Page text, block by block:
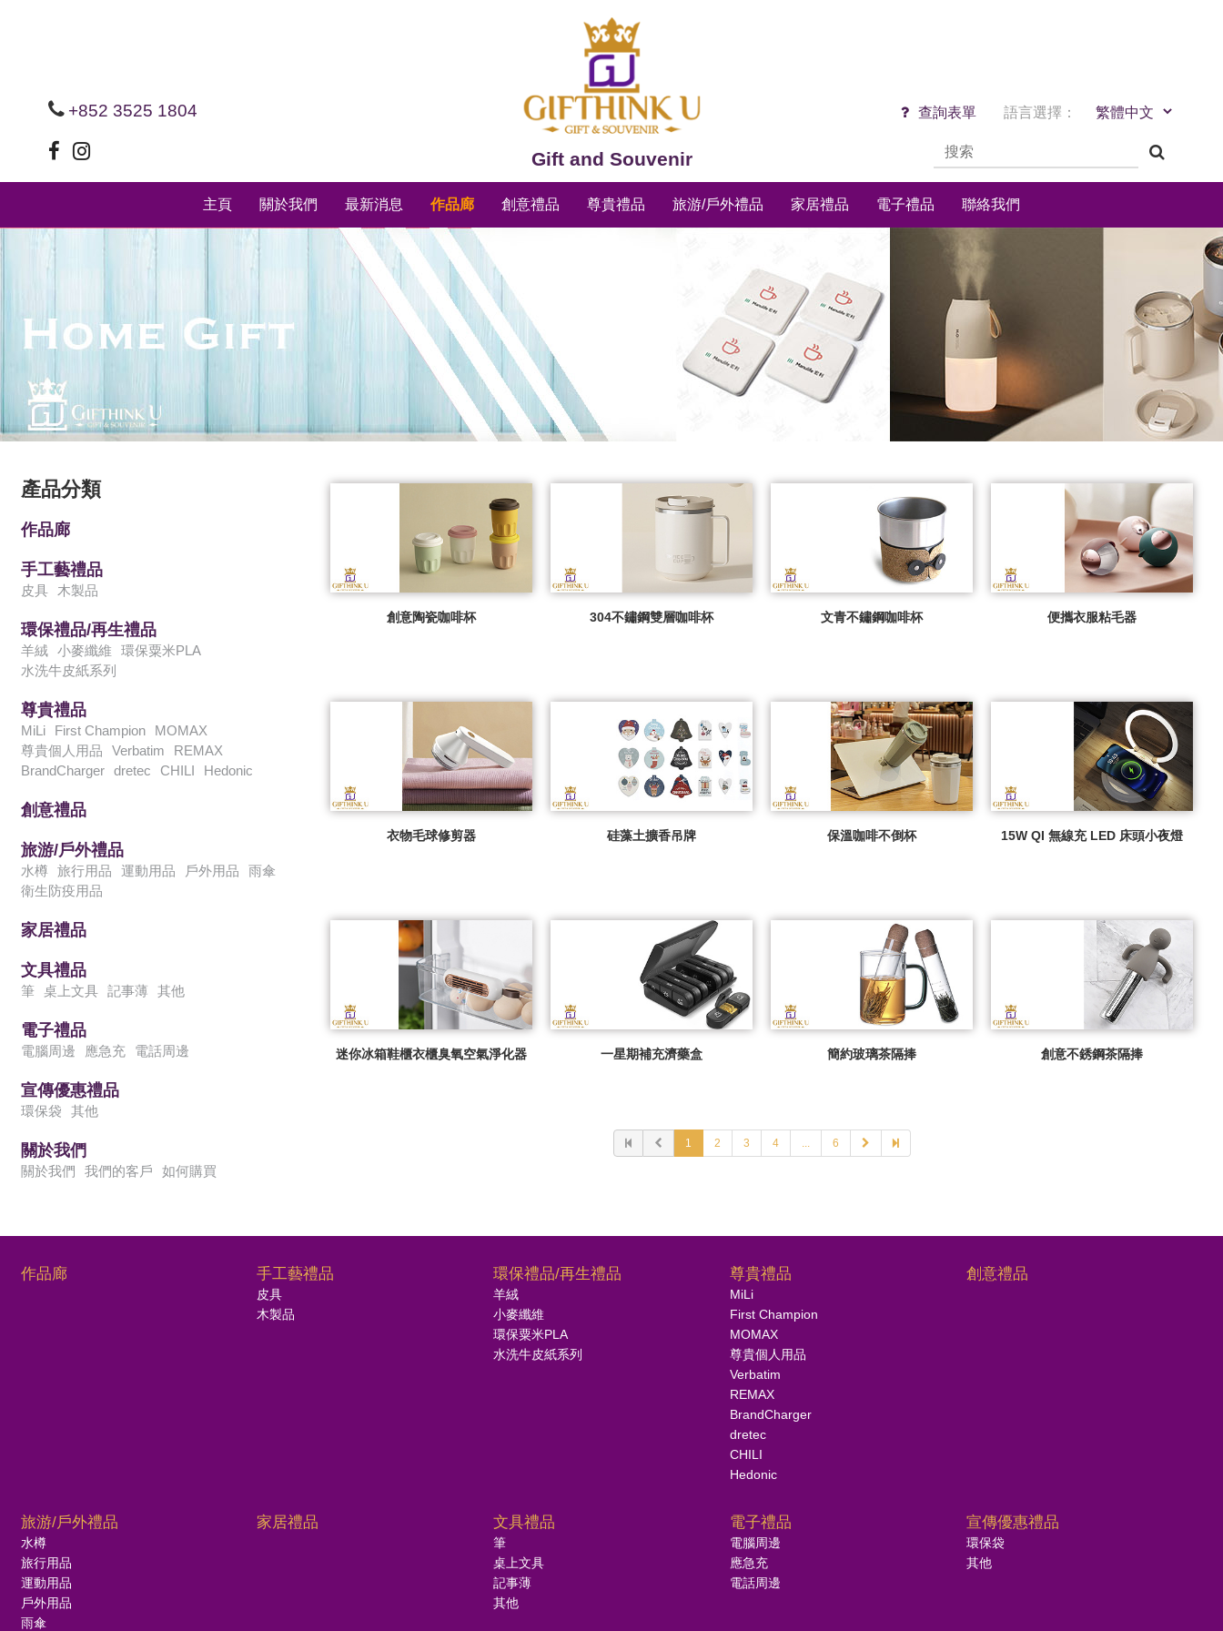
+852 3525 1804
Gift and Souvenir
語言選擇：
查詢表單
主頁 關於我們 最新消息 作品廊 創意禮品 尊貴禮品 旅游/戶外禮品 家居禮品 電子禮品 聯絡我們
產品分類
作品廊
手工藝禮品
皮具 木製品
環保禮品/再生禮品
羊絨 小麥纖維
環保粟米PLA
水洗牛皮紙系列
尊貴禮品
MiLi First Champion
MOMAX
尊貴個人用品
Verbatim
REMAX
BrandCharger
dretec CHILI Hedonic
創意禮品
旅游/戶外禮品
水樽 旅行用品 運動用品 戶外用品
雨傘
衛生防疫用品
家居禮品
文具禮品
筆 桌上文具 記事薄 其他
電子禮品
電腦周邊 應急充 電話周邊
宣傳優惠禮品
環保袋 其他
關於我們
關於我們 我們的客戶 如何購買
創意陶瓷咖啡杯 304不鏽鋼雙層咖啡杯 文青不鏽鋼咖啡杯 便攜衣服粘毛器
衣物毛球修剪器 硅藻土擴香吊牌 保溫咖啡不倒杯 15W QI 無線充 LED 床頭小夜燈
迷你冰箱鞋櫃衣櫃臭氧空氣淨化器 一星期補充濟藥盒 簡約玻璃茶隔捧 創意不銹鋼茶隔捧
1 2 3 4 ... 6
作品廊 手工藝禮品
皮具
木製品
環保禮品/再生禮品
羊絨
小麥纖維
環保粟米PLA
水洗牛皮紙系列
尊貴禮品
MiLi
First Champion
MOMAX
尊貴個人用品
Verbatim
REMAX
BrandCharger
dretec
CHILI
Hedonic
創意禮品
旅游/戶外禮品
水樽
旅行用品
運動用品
戶外用品
雨傘
家居禮品 文具禮品
筆
桌上文具
記事薄
其他
電子禮品
電腦周邊
應急充
電話周邊
宣傳優惠禮品
環保袋
其他